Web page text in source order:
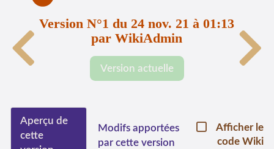
Version N°1 du 24 nov. 21 à 01:13
par WikiAdmin
Version actuelle
Aperçu de
cette
Modifs apportées
par cette version
Afficher le
code Wiki